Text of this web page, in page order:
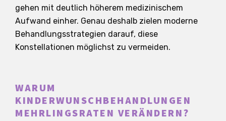
gehen mit deutlich höherem medizinischem
Aufwand einher. Genau deshalb zielen moderne
Behandlungsstrategien darauf, diese
Konstellationen möglichst zu vermeiden.
WARUM
KINDERWUNSCHBEHANDLUNGEN
MEHRLINGSRATEN VERÄNDERN?